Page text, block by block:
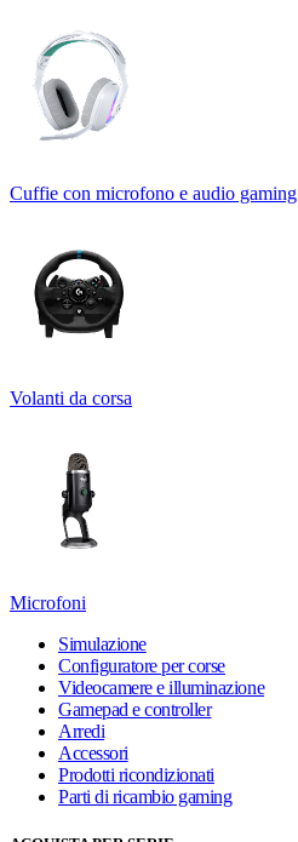
Cuffie con microfono e audio gaming
Volanti da corsa
Microfoni
Simulazione
Configuratore per corse
Videocamere e illuminazione
Gamepad e controller
Arredi
Accessori
Prodotti ricondizionati
Parti di ricambio gaming